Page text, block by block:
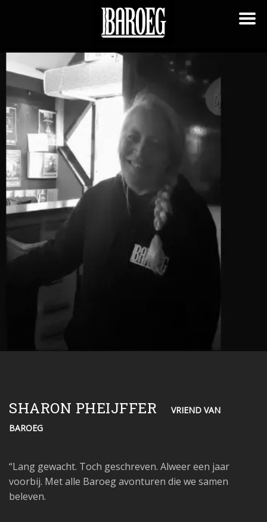
SHARON PHEIJFFER
VRIEND VAN
BAROEG
“Lang gewacht. Toch geschreven. Alweer een jaar
voorbij. Met alle Baroeg avonturen die we samen
beleven.